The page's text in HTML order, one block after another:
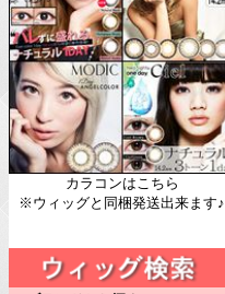
カラコンはこちら
※ウィッグと同梱発送出来ます♪